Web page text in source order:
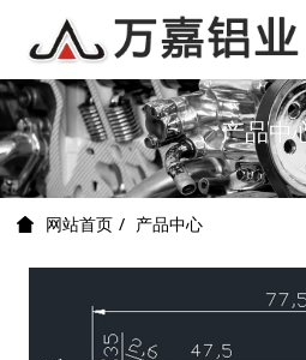
产品中
网站首页 产品中心